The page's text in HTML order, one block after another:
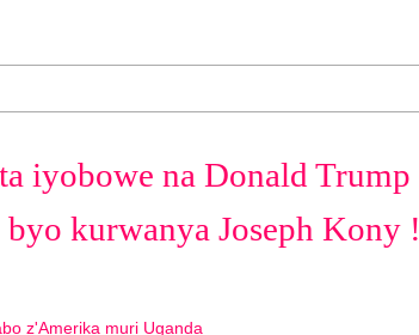
iyobowe na Donald Trump
kurwanya Joseph Kony !